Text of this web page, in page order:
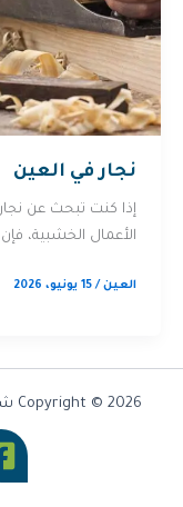
نجار في العين
إذا كنت تبحث عن
الأعمال الخشبية،
العين/15 يونيو، 2026
Copyright © 2026 شركة الجودة |تصميم وتطوير شركة